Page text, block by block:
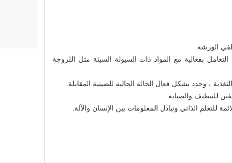
بفعالية مع المواد ذات السيولة السيئة مثل اللزوجة